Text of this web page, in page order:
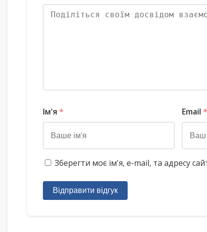
Ім'я * Email *
Зберегти моє ім'я, e-mail, та адресу
Відправити відгук